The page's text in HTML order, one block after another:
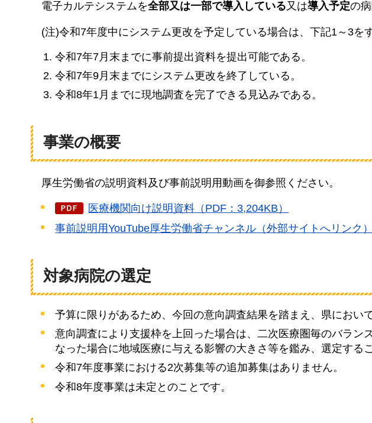
電子カルテシステムを全部又は一部で導入している又は導入予定の
(注)令和7年度中にシステム更改を予定している場合は、下記1～3を
令和7年7月末までに事前提出資料を提出可能である。
令和7年9月末までにシステム更改を終了している。
令和8年1月までに現地調査を完了できる見込みである。
事業の概要
厚生労働省の説明資料及び事前説明用動画を御参照ください。
医療機関向け説明資料（PDF：3,204KB）
事前説明用YouTube厚生労働省チャンネル（外部サイトへリンク）
対象病院の選定
予算に限りがあるため、今回の意向調査結果を踏まえ、県におい
意向調査により支援枠を上回った場合は、二次医療圏毎のバラン
なった場合に地域医療に与える影響の大きさ等を鑑み、選定する
令和7年度事業における2次募集等の追加募集はありません。
令和8年度事業は未定とのことです。